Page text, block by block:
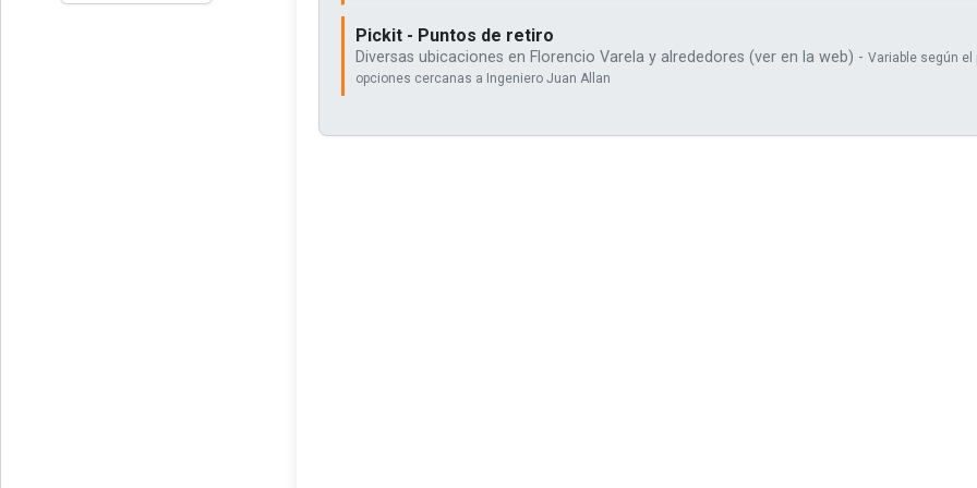
Pickit - Puntos de retiro
Diversas ubicaciones en Florencio Varela y alrededores (ver en la web) - Variable según el
opciones cercanas a Ingeniero Juan Allan